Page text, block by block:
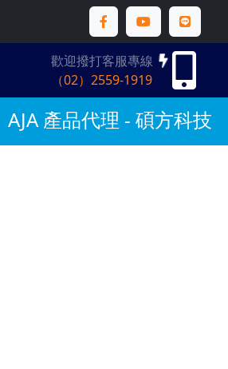
歡迎撥打客服專線
（02）2559-1919
AJA 產品代理 - 碩方科技